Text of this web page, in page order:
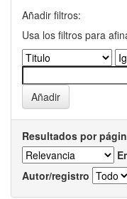
Añadir filtros:
Usa los filtros para
Resultados por
Autor/registro